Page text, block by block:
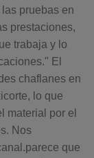
pruebas en
prestaciones,
trabaja y lo
El
chaflanes en
lo que
material por el
Nos
que